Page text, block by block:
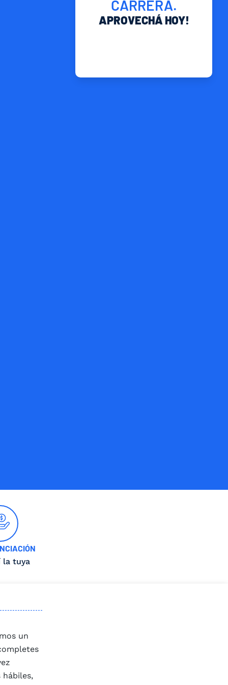
la tuya
CARRERA.
APROVECHÁ HOY!
un